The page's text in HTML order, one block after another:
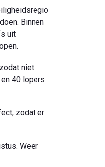
Binnen
uit
niet
40 lopers
zodat er
Weer